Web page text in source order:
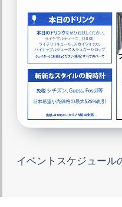
イベントスケジュール